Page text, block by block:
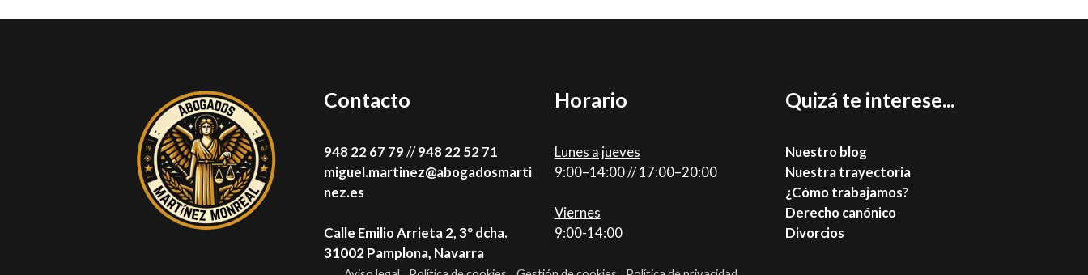
Contacto
948 22 67 79//948 22 52 71
miguel.martinez@abogadosmarti
nez.es
Calle Emilio Arrieta 2, 3º dcha.
31002 Pamplona, Navarra ‎
Horario
Lunes a jueves
9:00–14:00 // 17:00–20:00
Viernes
9:00-14:00
Quizá te interese...
Nuestro blog
Nuestra trayectoria
¿Cómo trabajamos?
Derecho canónico
Divorcios